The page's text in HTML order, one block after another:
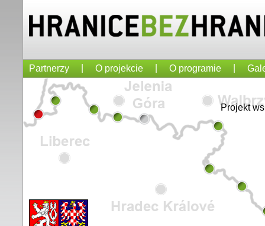
Partnerzy O projekcie O programie
Projekt